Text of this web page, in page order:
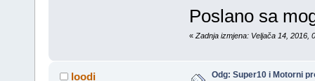
Poslano sa
«Zadnja izmjena: Veljača 14, 2016,
loodi Odg: Super10 i Motorni